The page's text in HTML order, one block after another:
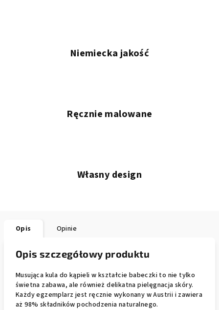
Niemiecka jakość
Ręcznie malowane
Własny design
Opis Opinie
Opis szczegółowy produktu
Musująca kula do kąpieli w kształcie babeczki to nie tylko
świetna zabawa, ale również delikatna pielęgnacja skóry.
Każdy egzemplarz jest ręcznie wykonany w Austrii i zawiera
aż 98% składników pochodzenia naturalnego.